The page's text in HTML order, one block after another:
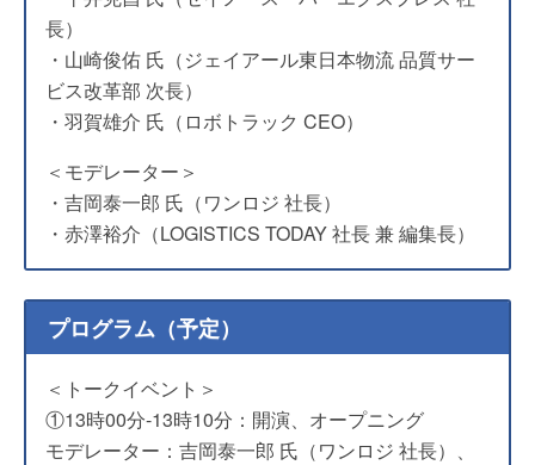
長）
・山崎俊佑 氏（ジェイアール東日本物流 品質サー
ビス改革部 次長）
・羽賀雄介 氏（ロボトラック CEO）
＜モデレーター＞
・吉岡泰一郎 氏（ワンロジ 社長）
・赤澤裕介（LOGISTICS TODAY 社長 兼 編集長）
プログラム（予定）
＜トークイベント＞
①13時00分-13時10分：開演、オープニング
モデレーター：吉岡泰一郎 氏（ワンロジ 社長）、